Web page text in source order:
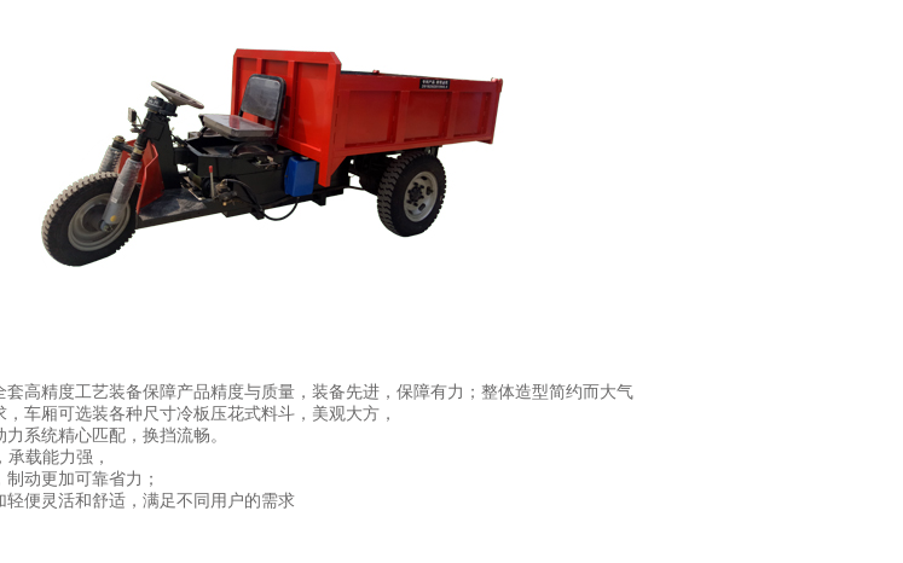
高精度工艺装备保障产品精度与质量，装备先进，保障有力；整体造型简约而大气
车厢可选装各种尺寸冷板压花式料斗，美观大方，
系统精心匹配，换挡流畅。
载能力强，
动更加可靠省力；
便灵活和舒适，满足不同用户的需求